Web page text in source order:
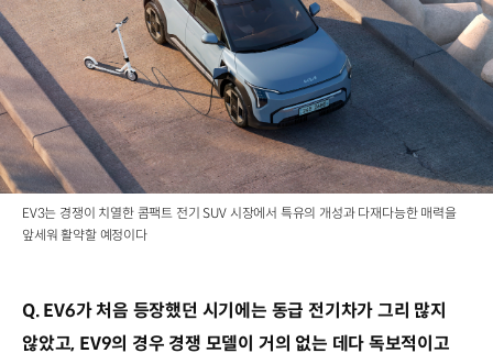
EV3는 경쟁이 치열한 콤팩트 전기 SUV 시장에서 특유의 개성과 다재다능한 매력을
앞세워 활약할 예정이다
Q. EV6가 처음 등장했던 시기에는 동급 전기차가 그리 많지
않았고, EV9의 경우 경쟁 모델이 거의 없는 데다 독보적이고